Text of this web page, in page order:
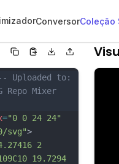
ConversorColeção
Uploaded to:
Repo Mixer
="0 0 24 24"
svg">
2
19.7294